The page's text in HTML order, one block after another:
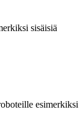
sisäisiä
esimerkiksi